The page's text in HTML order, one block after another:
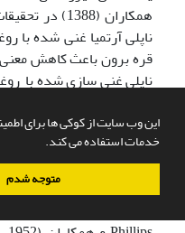
این وب سایت از کوکی ها برای
خدمات استفاده می کند.
متوجه شدم
همکاران
ناپلی آرتمیا غنی شده با
قره برون باعث کاهش معنی
ناپلی غنی سازی شده با
می دهد که روغن بذر کتان
از رشد لارو قره برون
حالی که غنی سازی ناپلی
کانولا در این تحقیق
جایگزینی روغن ماهی